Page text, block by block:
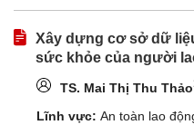
Xây dựng cơ sở dữ
sức khỏe của người
TS. Mai Thị Thu Thảo
Lĩnh vực: An toàn lao